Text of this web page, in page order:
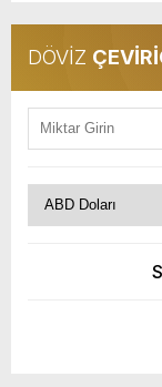
DÖVİZ